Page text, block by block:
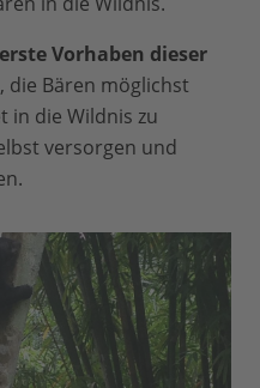
Vorhaben dieser
die Bären möglichst
in die Wildnis zu
versorgen und